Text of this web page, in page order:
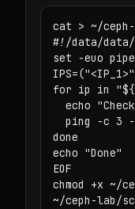
cat > ~/
#!/data/data/
set -euo
for ip in
echo
ping -c 3
done
echo "Done"
EOF
chmod +x ~/
~/ceph-lab/